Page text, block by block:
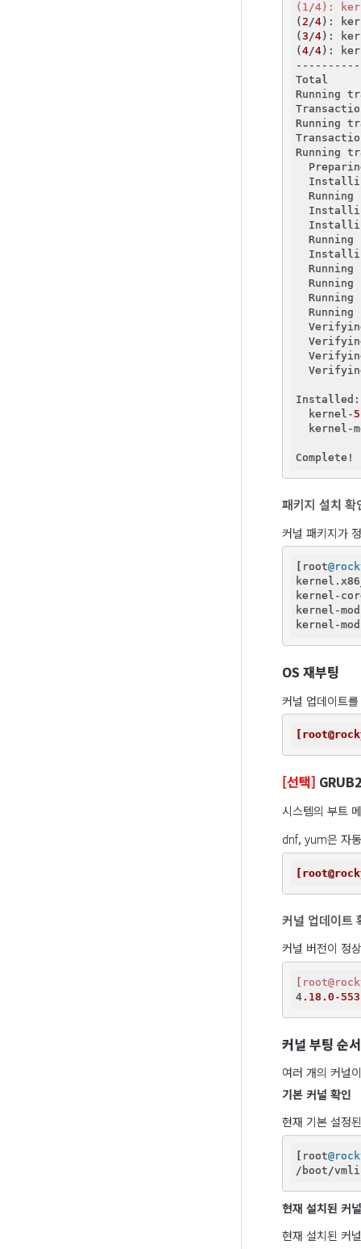
(1/4):
( 2/4):
( 3/4):
( 4/4):
Running
Running
Running
Running
Running
Running
Running
Running
Running
Installed:
  kernel-
kernel-
패키지 설치 확
커널 패키지가
[root
kernel-
OS 재부팅
커널 업데이트
[선택]
시스템의 부트
dnf, yum은 자
커널 업데이트
커널 버전이 정
4 .18 .0-553
커널 부팅 순
여러 개의 커널
기본 커널 확인
현재 기본 설정
[root
/boot/
현재 설치된 커
현재 설치된 커